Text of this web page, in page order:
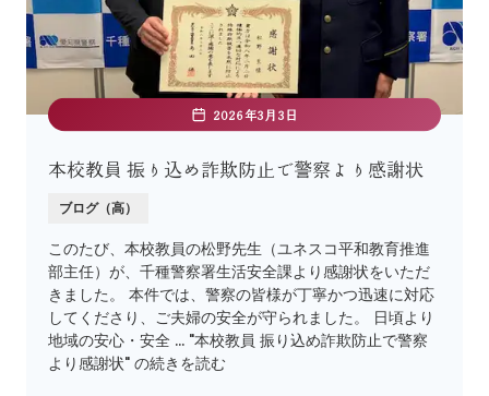
2026年3月3日
本校教員 振り込め詐欺防止で警察より感謝状
ブログ（高）
このたび、本校教員の松野先生（ユネスコ平和教育推進
部主任）が、千種警察署生活安全課より感謝状をいただ
きました。 本件では、警察の皆様が丁寧かつ迅速に対応
してくださり、ご夫婦の安全が守られました。 日頃より
地域の安心・安全 … "本校教員 振り込め詐欺防止で警察
より感謝状" の続きを読む